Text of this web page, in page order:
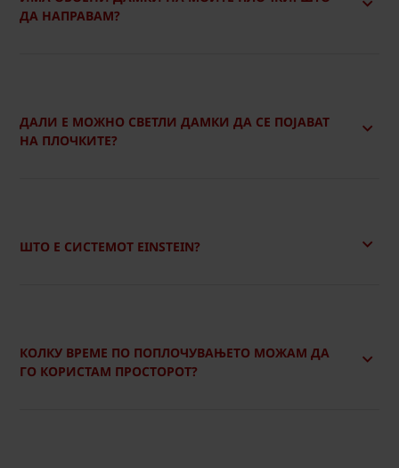
ДА НАПРАВАМ?
ДАЛИ Е МОЖНО СВЕТЛИ ДАМКИ ДА СЕ ПОЈАВАТ
НА ПЛОЧКИТЕ?
ШТО Е СИСТЕМОТ EINSTEIN?
КОЛКУ ВРЕМЕ ПО ПОПЛОЧУВАЊЕТО МОЖАМ ДА
ГО КОРИСТАМ ПРОСТОРОТ?